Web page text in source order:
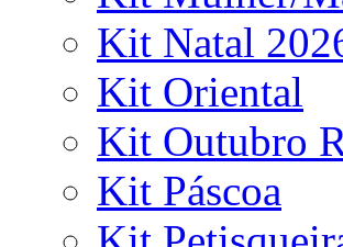
Kit Natal
Kit Oriental
Kit Outubro
Kit Páscoa